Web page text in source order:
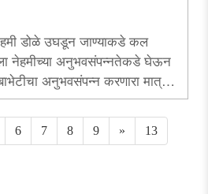
डोळे उघडून जाण्याकडे कल
नेहमीच्या अनुभवसंपन्नतेकडे घेऊन
अनुभवसंपन्न करणारा मात्र
करणारा लेख.....
6 7 8 9 » 13